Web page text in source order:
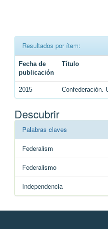
Resultados por ítem:
Fecha de
publicación
Título
2015 Confederación.
Descubrir
Palabras claves
Federalism
Federalismo
Independencia